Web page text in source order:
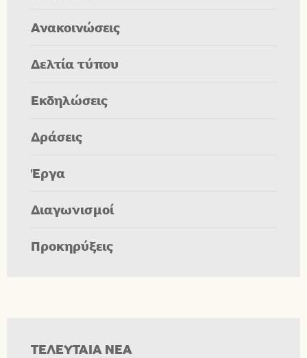
Ανακοινώσεις
Δελτία τύπου
Εκδηλώσεις
Δράσεις
Έργα
Διαγωνισμοί
Προκηρύξεις
ΤΕΛΕΥΤΑΙΑ ΝΕΑ